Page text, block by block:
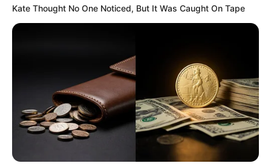
00:12 / 07 Avqust 2026 CƏMİYYƏT
Bu 4 bürcü çətin günlər gözləyir
Kate Thought No One Noticed, But It Was Caught On Tape